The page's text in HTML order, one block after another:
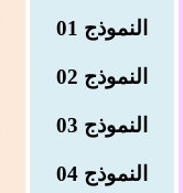
السنة الثالثة
السنة
شهادة
بنك الفروض و
النموذج 01
النموذج 02
النموذج 03
النموذج 04